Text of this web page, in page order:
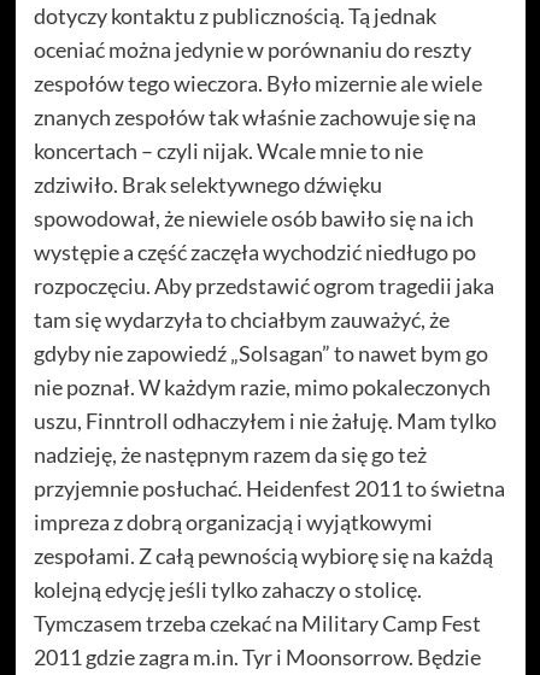
dotyczy kontaktu z publicznością. Tą jednak
oceniać można jedynie w porównaniu do reszty
zespołów tego wieczora. Było mizernie ale wiele
znanych zespołów tak właśnie zachowuje się na
koncertach – czyli nijak. Wcale mnie to nie
zdziwiło. Brak selektywnego dźwięku
spowodował, że niewiele osób bawiło się na ich
występie a część zaczęła wychodzić niedługo po
rozpoczęciu. Aby przedstawić ogrom tragedii jaka
tam się wydarzyła to chciałbym zauważyć, że
gdyby nie zapowiedź „Solsagan” to nawet bym go
nie poznał. W każdym razie, mimo pokaleczonych
uszu, Finntroll odhaczyłem i nie żałuję. Mam tylko
nadzieję, że następnym razem da się go też
przyjemnie posłuchać. Heidenfest 2011 to świetna
impreza z dobrą organizacją i wyjątkowymi
zespołami. Z całą pewnością wybiorę się na każdą
kolejną edycję jeśli tylko zahaczy o stolicę.
Tymczasem trzeba czekać na Military Camp Fest
2011 gdzie zagra m.in. Tyr i Moonsorrow. Będzie